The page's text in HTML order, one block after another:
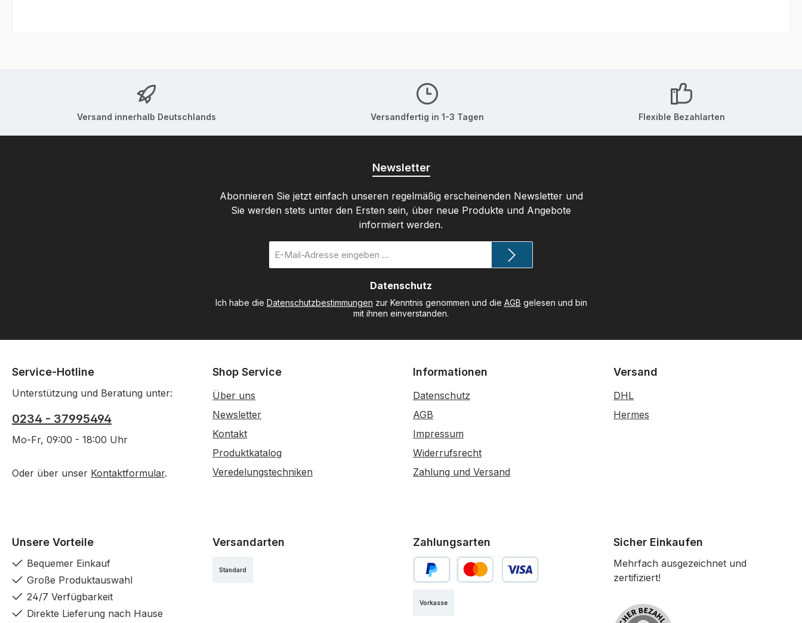
Versand innerhalb Deutschlands Versandfertig in 1-3 Tagen Flexible Bezahlarten
Newsletter
Abonnieren Sie jetzt einfach unseren regelmäßig erscheinenden Newsletter und
Sie werden stets unter den Ersten sein, über neue Produkte und Angebote
informiert werden.
Mail-
Datenschutz
Ich habe die Datenschutzbestimmungen zur Kenntnis genommen und die AGB gelesen und bin
mit ihnen einverstanden.
Service-Hotline
Unterstützung und Beratung unter:
0234 - 37995494
Mo-Fr, 09:00 - 18:00 Uhr
Oder über unser Kontaktformular.
Shop Service
Über uns
Newsletter
Kontakt
Produktkatalog
Veredelungstechniken
Informationen
Datenschutz
AGB
Impressum
Widerrufsrecht
Zahlung und Versand
Versand
DHL
Hermes
Unsere Vorteile
Bequemer Einkauf
Große Produktauswahl
24/7 Verfügbarkeit
Direkte Lieferung nach Hause
Versandarten
Standard
Zahlungsarten
Vorkasse
Sicher Einkaufen
Mehrfach ausgezeichnet und
zertifiziert!